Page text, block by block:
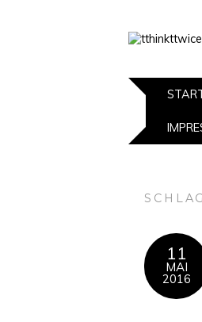
11
MAI
2016